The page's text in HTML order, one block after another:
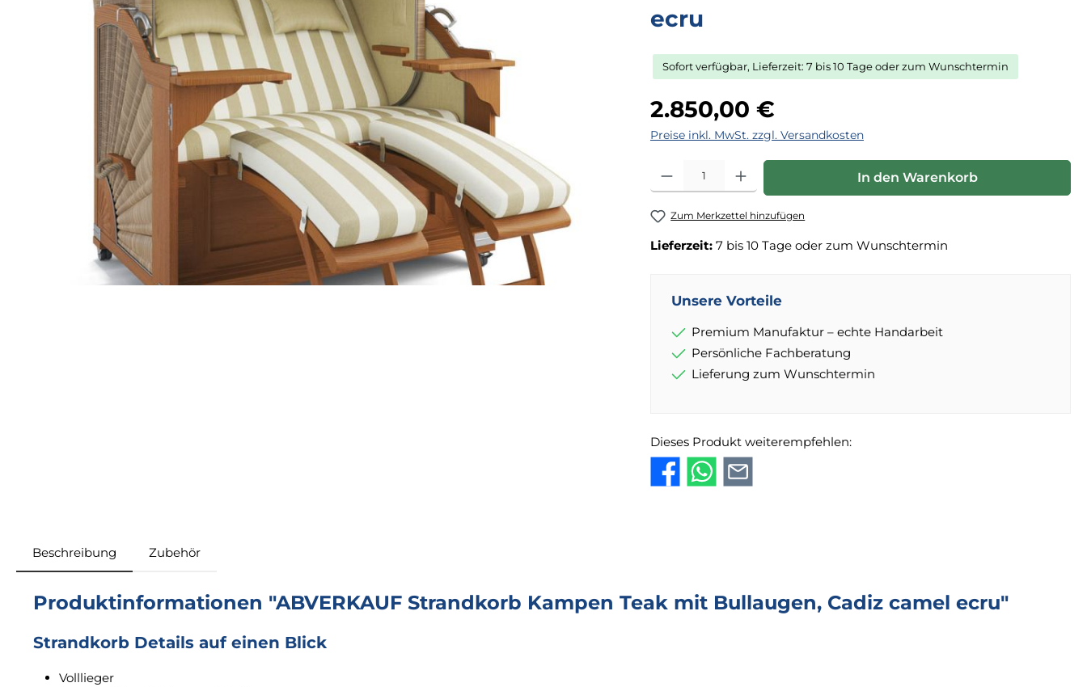
ecru
Sofort verfügbar, Lieferzeit: 7 bis 10 Tage oder zum Wunschtermin
Regulärer Preis:
2.850,00 €
Preise inkl. MwSt. zzgl. Versandkosten
Produkt Anzahl: Gib den gewünschten Wert ein oder benutze die
In den Warenkorb
Zum Merkzettel hinzufügen
Lieferzeit: 7 bis 10 Tage oder zum Wunschtermin
Unsere Vorteile
Premium Manufaktur – echte Handarbeit
Persönliche Fachberatung
Lieferung zum Wunschtermin
Dieses Produkt weiterempfehlen:
Beschreibung Zubehör
Produktinformationen "ABVERKAUF Strandkorb Kampen Teak mit Bullaugen, Cadiz camel ecru"
Strandkorb Details auf einen Blick
Volllieger